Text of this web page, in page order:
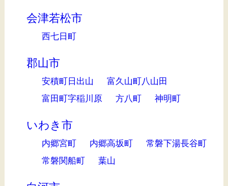
会津若松市
西七日町
郡山市
安積町日出山
富久山町八山田
富田町字稲川原
方八町 神明町
いわき市
内郷宮町 内郷高坂町
常磐下湯長谷町
常磐関船町
葉山